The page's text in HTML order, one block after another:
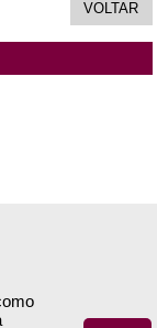
Pagamentos